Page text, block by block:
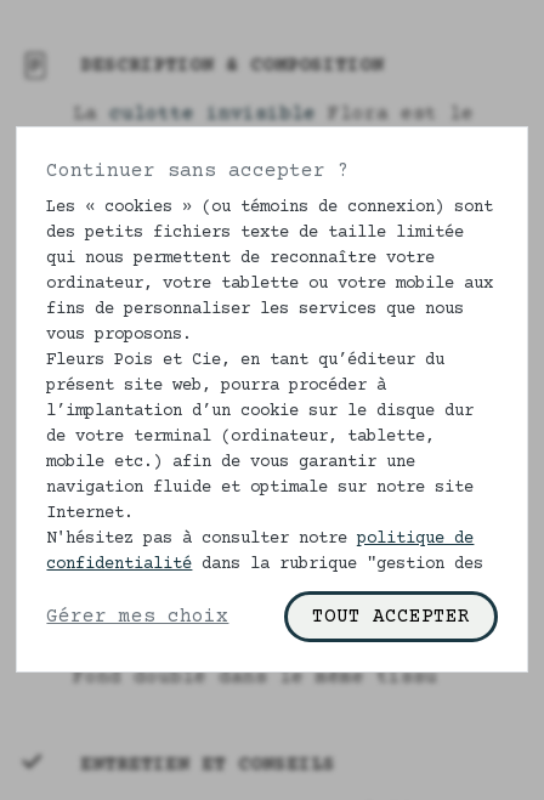
DESCRIPTION & COMPOSITION
La culotte invisible Flora est le
lingerie. Sans élastique et
confortable, en plus d'être frais
grâce à ses jolies fleurs.
100% coton bio ou écologique, nos
culottes femmes invisibles le sont
vraiment sous un vêtement même très
ajusté.
Du 34 au 52, il faut avoir des fesses
pour la porter. Fabriquée en France
comme l'ensemble de nosarticles
sous-vêtement féminin, vous apportera
confort et bien-être.
100% coton bio
Fond doublé dans le même tissu
ENTRETIEN ET CONSEILS
Continuer sans accepter ?
Les « cookies » (ou témoins de connexion) sont
des petits fichiers texte de taille limitée
qui nous permettent de reconnaître votre
ordinateur, votre tablette ou votre mobile aux
fins de personnaliser les services que nous
vous proposons.
Fleurs Pois et Cie, en tant qu’éditeur du
présent site web, pourra procéder à
l’implantation d’un cookie sur le disque dur
de votre terminal (ordinateur, tablette,
mobile etc.) afin de vous garantir une
navigation fluide et optimale sur notre site
Internet.
N'hésitez pas à consulter notrepolitique de
confidentialité dans la rubrique "gestion des
cookies" pour en savoir plus.
Gérer mes choix TOUT ACCEPTER